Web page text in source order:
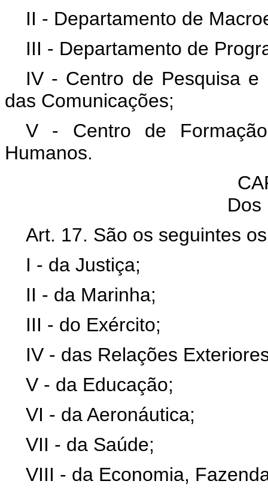
II - Departamento de
III - Departamento de
IV - Centro de Pesquisa e
das Comunicações;
V - Centro de
Humanos.
Dos
Art. 17. São os seguintes
I - da Justiça;
II - da Marinha;
III - do Exército;
IV - das Relações
V - da Educação;
VI - da Aeronáutica;
VII - da Saúde;
VIII - da Economia,